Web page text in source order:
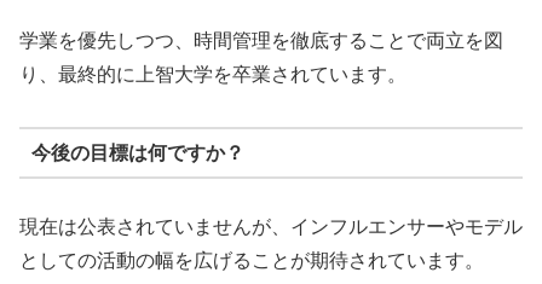
学業を優先しつつ、時間管理を徹底することで両立を図
り、最終的に上智大学を卒業されています。
今後の目標は何ですか？
現在は公表されていませんが、インフルエンサーやモデル
としての活動の幅を広げることが期待されています。